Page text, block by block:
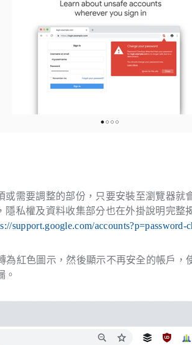
需要調整的部份，只要安裝至瀏覽器就
私權及資料收集部分也在外掛說明完整
support.google.com/accounts?p=password-
為紅色圖示，然後顯示不再安全的帳戶
。